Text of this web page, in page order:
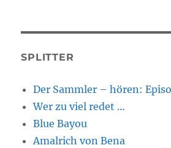
SPLITTER
Der Sammler – hören:
Wer zu viel redet …
Blue Bayou
Amalrich von Bena